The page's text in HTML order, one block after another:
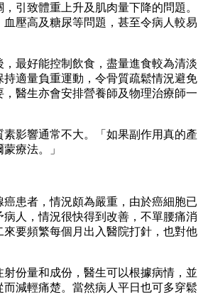
引致體重上升及肌肉量下降的問題。
壓高及糖尿等問題，甚至令病人較易
最好能控制飲食，盡量進食較為清淡
適量負重運動，令骨質疏鬆情況避免
醫生亦會安排營養師及物理治療師一
影響通常不大。「如果副作用真的產
療法。」
患者，情況頗為嚴重，由於癌細胞已
人，情況很快得到改善，不單腰痛消
要頻繁每個月出入醫院打針，也對他
份量和成份，醫生可以根據病情，並
減輕痛楚。當然病人平日也可多穿鬆